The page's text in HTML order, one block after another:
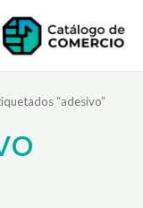
“adesivo”